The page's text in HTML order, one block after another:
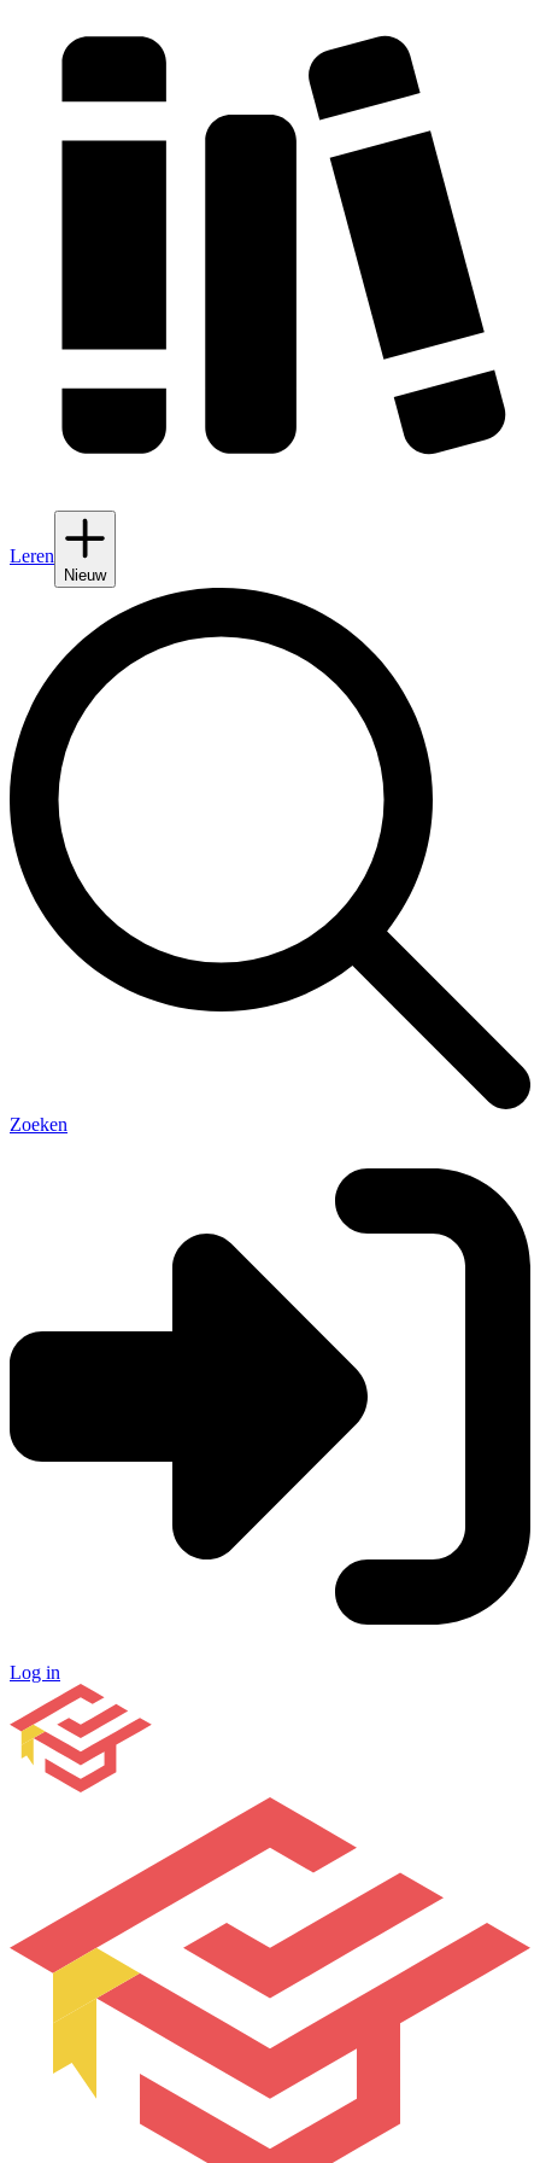
Leren
Nieuw
Zoeken
Log in